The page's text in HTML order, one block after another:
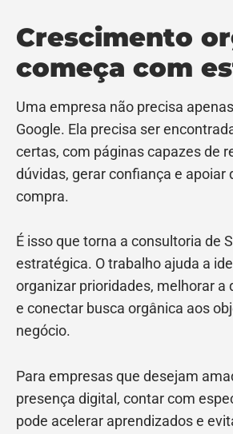
Crescimento
começa com
Uma empresa não precisa
Google. Ela precisa ser
certas, com páginas capazes de
dúvidas, gerar confiança e apoiar
compra.
É isso que torna a consultoria de
estratégica. O trabalho ajuda a
organizar prioridades, melhorar a
e conectar busca orgânica aos
negócio.
Para empresas que desejam
presença digital, contar com
pode acelerar aprendizados e